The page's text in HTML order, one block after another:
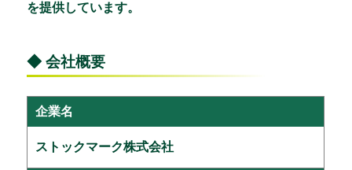
を提供しています。
◆ 会社概要
企業名
ストックマーク株式会社